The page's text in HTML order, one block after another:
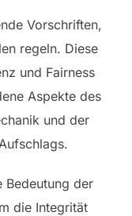
Vorschriften,
regeln. Diese
und Fairness
Aspekte des
und der
Bedeutung der
die Integrität